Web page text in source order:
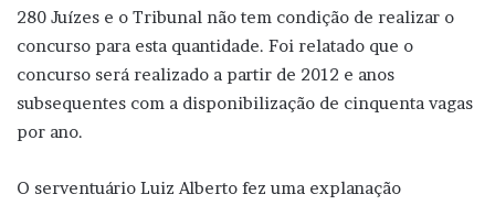
280 Juízes e o Tribunal não tem condição de realizar o
concurso para esta quantidade. Foi relatado que o
concurso será realizado a partir de 2012 e anos
subsequentes com a disponibilização de cinquenta vagas
por ano.
O serventuário Luiz Alberto fez uma explanação